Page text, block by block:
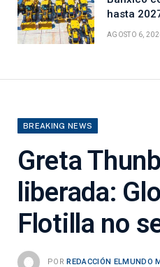
hasta
AGOSTO 6,
BREAKING NEWS
Greta
liberada:
Flotilla no
POR REDACCIÓN ELMUNDO